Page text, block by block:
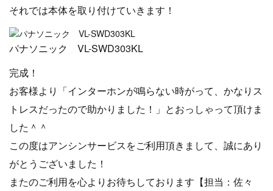
それでは本体を取り付けていきます！
パナソニック VL-SWD303KL
完成！
お客様より「インターホンが鳴らない時がって、かなりス
トレスだったので助かりました！」とおっしゃって頂けま
した＾＾
この度はアンシンサービスをご利用頂きまして、誠にあり
がとうございました！
またのご利用を心よりお待ちしております【担当：佐々